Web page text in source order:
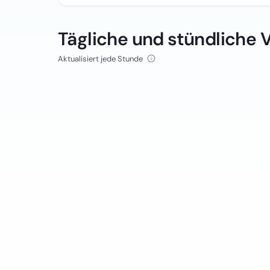
Tägliche und stündliche
Aktualisiert jede Stunde